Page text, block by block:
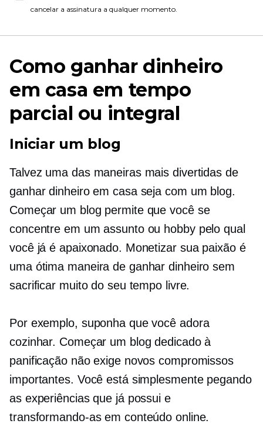
cancelar a assinatura a qualquer momento.
Como ganhar dinheiro
em casa em tempo
parcial ou integral
Iniciar um blog
Talvez uma das maneiras mais divertidas de
ganhar dinheiro em casa seja com um blog.
Começar um blog permite que você se
concentre em um assunto ou hobby pelo qual
você já é apaixonado. Monetizar sua paixão é
uma ótima maneira de ganhar dinheiro sem
sacrificar muito do seu tempo livre.
Por exemplo, suponha que você adora
cozinhar. Começar um blog dedicado à
panificação não exige novos compromissos
importantes. Você está simplesmente pegando
as experiências que já possui e
transformando-as em conteúdo online.